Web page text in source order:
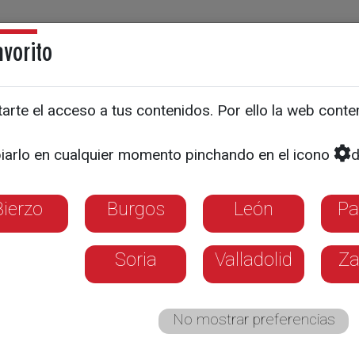
Noticias
vestuarios en el
Las Navas del
el acceso a tus contenidos. Por ello la web
en cualquier momento pinchando en el icono
Burgos León
Soria Valladolid
No mostrar preferencias